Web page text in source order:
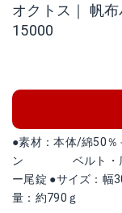
オクトス｜ 帆
15000
●素材：本体/綿
ン ベルト・底
ー尾錠 ●サイズ：幅
量：約790ｇ